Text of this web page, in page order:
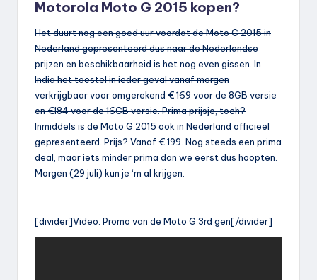
Motorola Moto G 2015 kopen?
Het duurt nog een goed uur voordat de Moto G 2015 in
Nederland gepresenteerd dus naar de Nederlandse
prijzen en beschikbaarheid is het nog even gissen. In
India het toestel in ieder geval vanaf morgen
verkrijgbaar voor omgerekend € 169 voor de 8GB versie
en €184 voor de 16GB versie. Prima prijsje, toch?
Inmiddels is de Moto G 2015 ook in Nederland officieel
gepresenteerd. Prijs? Vanaf € 199. Nog steeds een prima
deal, maar iets minder prima dan we eerst dus hoopten.
Morgen (29 juli) kun je ‘m al krijgen.
[divider]Video: Promo van de Moto G 3rd gen[/divider]